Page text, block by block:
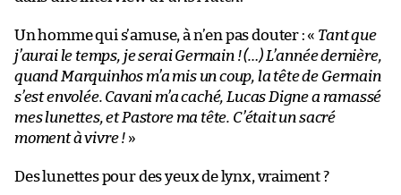
Un homme qui s’amuse, à n’en pas douter : « Tant que
j’aurai le temps, je serai Germain ! (…) L’année dernière,
quand Marquinhos m’a mis un coup, la tête de Germain
s’est envolée. Cavani m’a caché, Lucas Digne a ramassé
mes lunettes, et Pastore ma tête. C’était un sacré
moment à vivre ! »
Des lunettes pour des yeux de lynx, vraiment ?